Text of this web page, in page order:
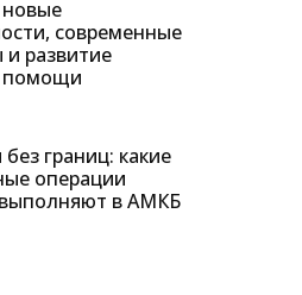
новые
современные
развитие
помощи
без границ: какие
операции
в АМКБ